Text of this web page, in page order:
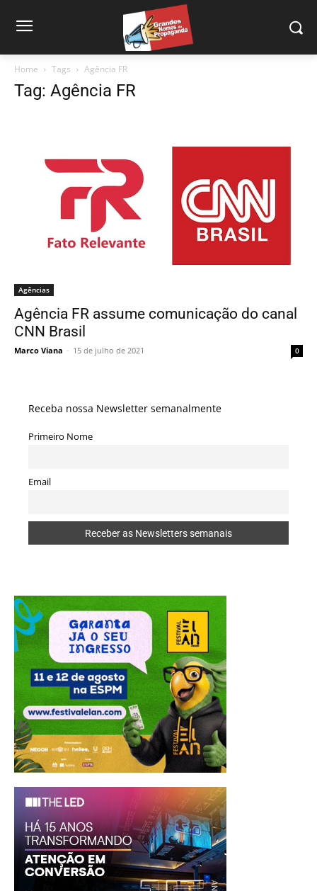
Home Tags Agência FR
Tag: Agência FR
Agências
Agência FR assume comunicação do canal
CNN Brasil
Marco Viana - 15 de julho de 2021 0
Receba nossa Newsletter semanalmente
Primeiro Nome
Email